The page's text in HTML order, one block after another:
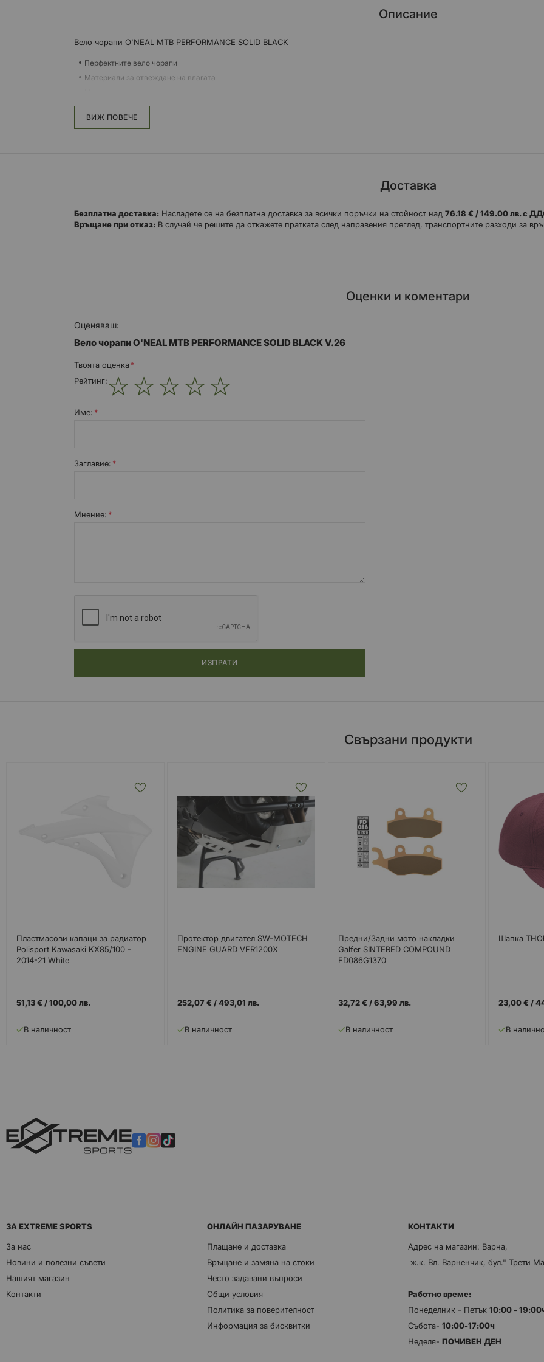
Описание
Вело чорапи O'NEAL MTB PERFORMANCE SOLID BLACK
Перфектните вело чорапи
Материали за отвеждане на влагата
ВИЖ ПОВЕЧЕ
Доставка
Безплатна доставка: Насладете се на безплатна доставка за всички поръчки на стойност над 76.18 € / 149.00 лв. с
Връщане при отказ: В случай че решите да откажете пратката след направения преглед, транспортните разходи за
Оценки и коментари
Оценяваш:
Вело чорапи O'NEAL MTB PERFORMANCE SOLID BLACK V.26
Твоята оценка
Рейтинг:
Име:
Заглавиe:
Мнение:
ИЗПРАТИ
Свързани продукти
Пластмасови капаци за радиатор
Polisport Kawasaki KX85/100 -
2014-21 White
51,13 € /100,00 лв.
В наличност
Протектор двигател SW-MOTECH
ENGINE GUARD VFR1200X
252,07 € /493,01 лв.
В наличност
Предни/Задни мото накладки
Galfer SINTERED COMPOUND
FD086G1370
32,72 € /63,99 лв.
В наличност
Шапка
23,00 € /
В
ЗА EXTREME SPORTS
За нас
Новини и полезни съвети
Нашият магазин
Контакти
ОНЛАЙН ПАЗАРУВАНЕ
Плащане и доставка
Връщане и замяна на стоки
Често задавани въпроси
Общи условия
Политика за поверителност
Информация за бисквитки
КОНТАКТИ
Адрес на магазин: Варна,
ж.к. Вл. Варненчик, бул." Трети
Работно време:
Понеделник - Петък 10:00 -
Събота- 10:00-17:00ч
Неделя- ПОЧИВЕН ДЕН